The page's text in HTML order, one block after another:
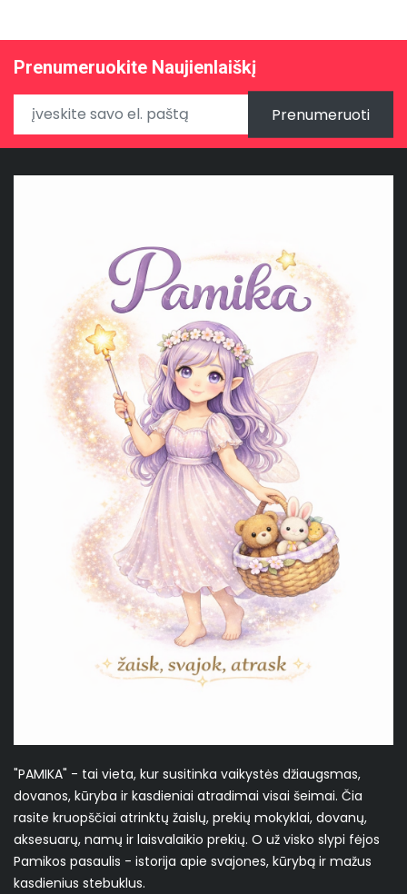
Prenumeruokite Naujienlaiškį
Prenumeruoti
"PAMIKA" - tai vieta, kur susitinka vaikystės džiaugsmas,
dovanos, kūryba ir kasdieniai atradimai visai šeimai. Čia
rasite kruopščiai atrinktų žaislų, prekių mokyklai, dovanų,
aksesuarų, namų ir laisvalaikio prekių. O už visko slypi fėjos
Pamikos pasaulis - istorija apie svajones, kūrybą ir mažus
kasdienius stebuklus.